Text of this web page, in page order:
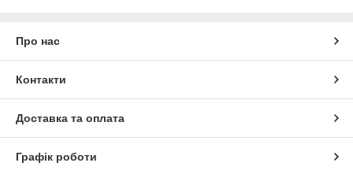
Про нас
Контакти
Доставка та оплата
Графік роботи